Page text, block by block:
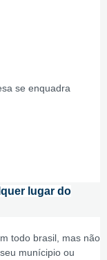
se enquadra
lugar do
todo brasil, mas não
munícipio ou